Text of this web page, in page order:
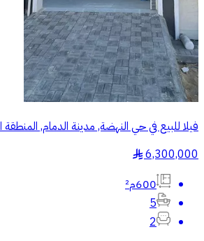
فيلا للبيع في حي النهضة, مدينة الدمام, المنطقة
6,300,000
§
600م²
5
2